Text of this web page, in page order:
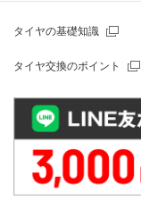
タイヤの基礎知識
タイヤ交換のポイント